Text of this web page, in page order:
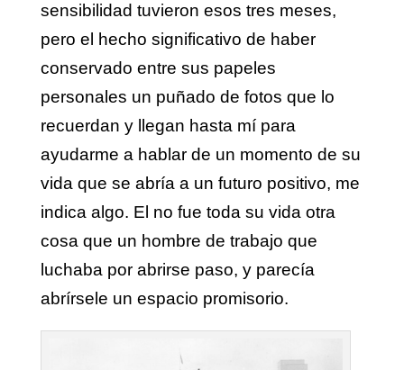
sensibilidad tuvieron esos tres meses,
pero el hecho significativo de haber
conservado entre sus papeles
personales un puñado de fotos que lo
recuerdan y llegan hasta mí para
ayudarme a hablar de un momento de su
vida que se abría a un futuro positivo, me
indica algo. El no fue toda su vida otra
cosa que un hombre de trabajo que
luchaba por abrirse paso, y parecía
abrírsele un espacio promisorio.